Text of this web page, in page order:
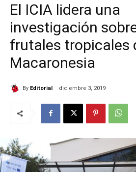
El ICIA lidera una
investigación
frutales tropicales
Macaronesia
By Editorial diciembre 3, 2019